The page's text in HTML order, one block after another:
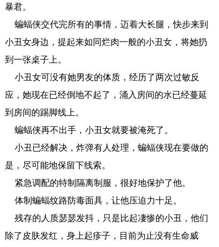
暴君。
蝙蝠侠交代完所有的事情，迈着大长腿，快步来到
小丑女身边，提起来如同烂肉一般的小丑女，将她扔
到一张桌子上。
小丑女可没有她男友的体质，经历了两次过敏反
应，她现在已经倒地不起了，涌入房间的水已经蔓延
到房间的踢脚线上。
蝙蝠侠再不出手，小丑女就要被淹死了。
小丑已经解决，炸弹有人处理，蝙蝠侠现在要做的
是，尽可能地保留下线索。
紧急调配的特制隔离制服，很好地保护了他。
体制蝙蝠纹路防毒面具，让他压迫力十足。
残存的人质瑟瑟发抖，只是比起凄惨的小丑，他们
除了皮肤发红，身上起疹子，目前为止没有生命威